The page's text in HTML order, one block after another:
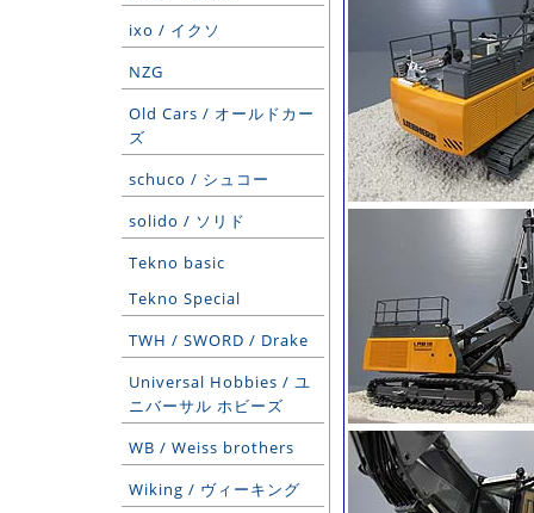
ixo / イクソ
NZG
Old Cars / オールドカー
ズ
schuco / シュコー
solido / ソリド
Tekno basic
Tekno Special
TWH / SWORD / Drake
Universal Hobbies / ユ
ニバーサル ホビーズ
WB / Weiss brothers
Wiking / ヴィーキング